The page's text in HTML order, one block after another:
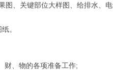
、关键部位大样图、给排水、
。
财、物的各项准备工作;